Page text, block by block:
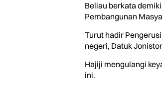
Beliau berkata
Pembangunan
Turut hadir
negeri, Datuk
Hajiji mengulangi
ini.